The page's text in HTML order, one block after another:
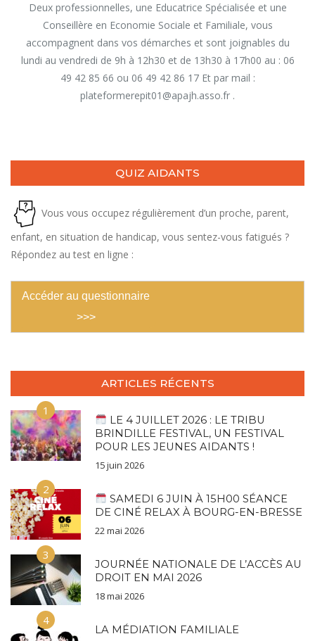
Deux professionnelles, une Educatrice Spécialisée et une
Conseillère en Economie Sociale et Familiale, vous
accompagnent dans vos démarches et sont joignables du
lundi au vendredi de 9h à 12h30 et de 13h30 à 17h00 au : 06
49 42 85 66 ou 06 49 42 86 17 Et par mail :
plateformerepit01@apajh.asso.fr .
QUIZ AIDANTS
Vous vous occupez régulièrement d’un proche, parent,
enfant, en situation de handicap, vous sentez-vous fatigués ?
Répondez au test en ligne :
Accéder au questionnaire
>>>
ARTICLES RÉCENTS
1
LE 4 JUILLET 2026 : LE TRIBU
BRINDILLE FESTIVAL, UN FESTIVAL
POUR LES JEUNES AIDANTS !
15 juin 2026
2
SAMEDI 6 JUIN À 15H00 SÉANCE
DE CINÉ RELAX À BOURG-EN-BRESSE
22 mai 2026
3
JOURNÉE NATIONALE DE L’ACCÈS AU
DROIT EN MAI 2026
18 mai 2026
4
LA MÉDIATION FAMILIALE